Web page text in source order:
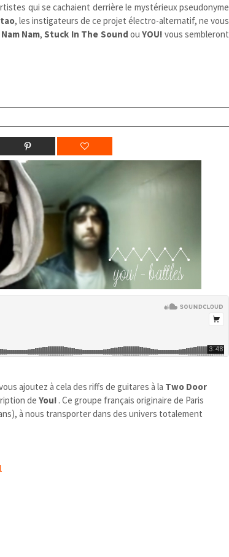
qui se cachaient derrière le mystérieux pseudonyme
, les instigateurs de ce projet électro-alternatif, ne vous
Nam,Stuck In The Sound ouYOU! vous sembleront
ajoutez à cela des riffs de guitares à la Two Door
deYou! . Ce groupe français originaire de Paris
à nous transporter dans des univers totalement